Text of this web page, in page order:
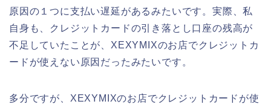
原因の１つに支払い遅延があるみたいです。実際、私
自身も、クレジットカードの引き落とし口座の残高が
不足していたことが、XEXYMIXのお店でクレジットカ
ードが使えない原因だったみたいです。
多分ですが、XEXYMIXのお店でクレジットカードが使